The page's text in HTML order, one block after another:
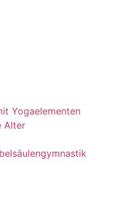
Yogaelementen
Alter